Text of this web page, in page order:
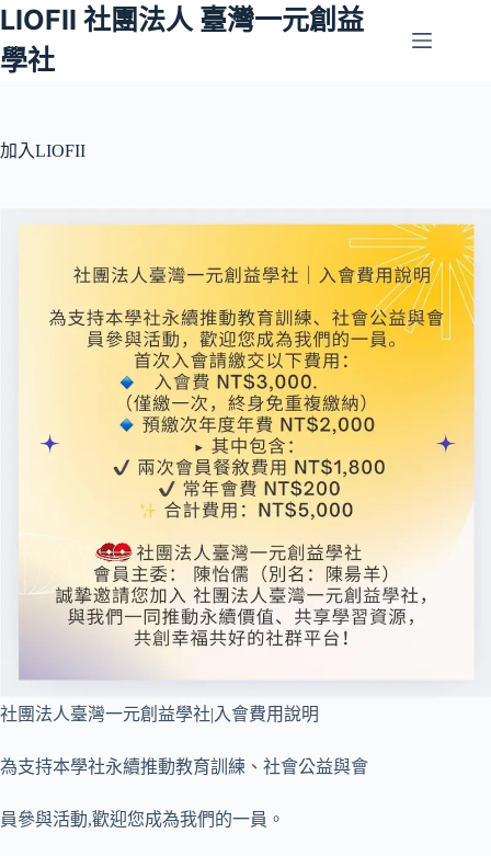
跳
主
容
LIOFII 社團法人 臺灣一元創益
學社
加入LIOFII
社團法人臺灣一元創益學社|入會費用說明
為支持本學社永續推動教育訓練、社會公益與會
員參與活動,歡迎您成為我們的一員。